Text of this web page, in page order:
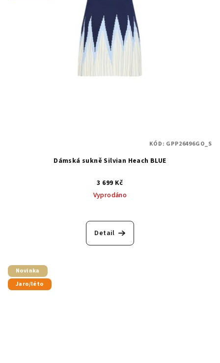
Dámská sukně Silvian Heach BLUE
3 699 Kč
Vyprodáno
Detail
KÓD: GPP26496GO_S
Novinka
Jaro/léto